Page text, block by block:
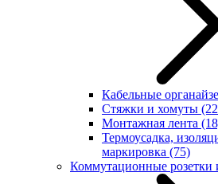
Кабельные
Стяжки и хомуты
Монтажная лента
Термоусадка,
маркировка (75)
Коммутационные розетки